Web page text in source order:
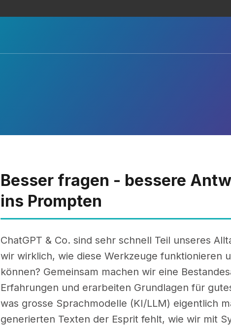
Besser fragen - bessere
ins Prompten
ChatGPT & Co. sind sehr schnell Teil unseres
wir wirklich, wie diese Werkzeuge funktionieren
können? Gemeinsam machen wir eine
Erfahrungen und erarbeiten Grundlagen für
was grosse Sprachmodelle (KI/LLM) eigentlich
generierten Texten der Esprit fehlt, wie wir mit